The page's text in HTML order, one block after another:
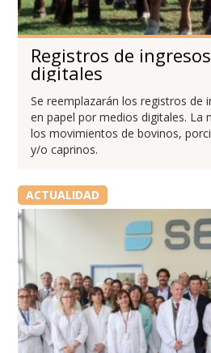
Registros de
digitales
Se reemplazarán los registros de
en papel por medios digitales. La
los movimientos de bovinos,
y/o caprinos.
ACTUALIDAD